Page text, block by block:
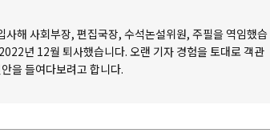
해 사회부장, 편집국장, 수석논설위원, 주필을 역임했습
년 12월 퇴사했습니다. 오랜 기자 경험을 토대로 객관
을 들여다보려고 합니다.